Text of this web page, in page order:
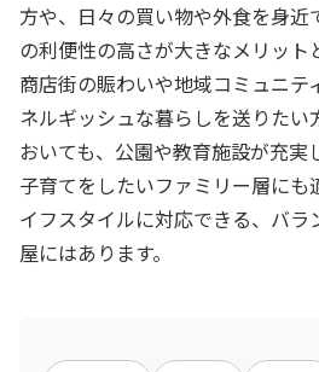
方や、日々の買い物や外食を身
の利便性の高さが大きなメリット
商店街の賑わいや地域コミュニテ
ネルギッシュな暮らしを送りた
おいても、公園や教育施設が充実
子育てをしたいファミリー層にも
イフスタイルに対応できる、バ
屋にはあります。